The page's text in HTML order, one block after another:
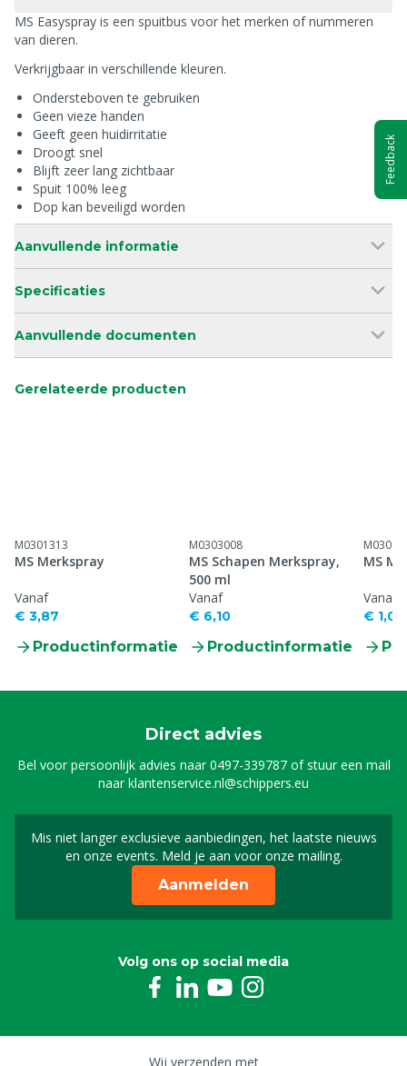
MS Easyspray is een spuitbus voor het merken of nummeren
van dieren.
Verkrijgbaar in verschillende kleuren.
Ondersteboven te gebruiken
Geen vieze handen
Geeft geen huidirritatie
Droogt snel
Blijft zeer lang zichtbaar
Spuit 100% leeg
Dop kan beveiligd worden
Aanvullende informatie
Specificaties
Aanvullende documenten
Gerelateerde producten
M0301313
MS Merkspray
Vanaf
€ 3,87
Productinformatie
M0303008
MS Schapen Merkspray,
500 ml
Vanaf
€ 6,10
Productinformatie
MS
Vanaf
€ 1,04
Direct advies
Bel voor persoonlijk advies naar0497-339787of stuur een mail
naarklantenservice.nl@schippers.eu
Mis niet langer exclusieve aanbiedingen, het laatste nieuws
en onze events. Meld je aan voor onze mailing.
Schrijf je in voor onze
Aanmelden
Volg ons op social media
Wij verzenden met
Feedback